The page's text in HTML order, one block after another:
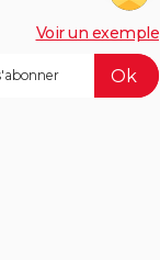
Voir un exemple